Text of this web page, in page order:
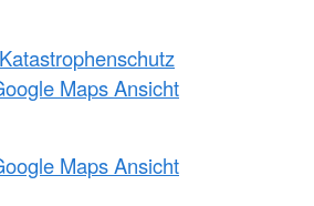
Maps Ansicht
Maps Ansicht